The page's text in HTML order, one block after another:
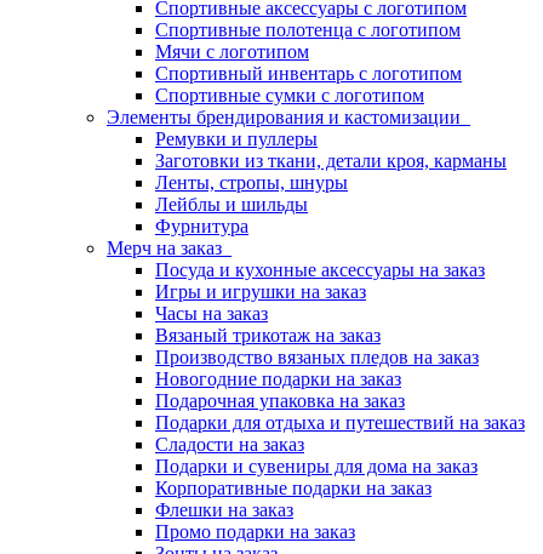
Спортивные аксессуары с логотипом
Спортивные полотенца с логотипом
Мячи с логотипом
Спортивный инвентарь с логотипом
Спортивные сумки с логотипом
Элементы брендирования и кастомизации
Ремувки и пуллеры
Заготовки из ткани, детали кроя, карманы
Ленты, стропы, шнуры
Лейблы и шильды
Фурнитура
Мерч на заказ
Посуда и кухонные аксессуары на заказ
Игры и игрушки на заказ
Часы на заказ
Вязаный трикотаж на заказ
Производство вязаных пледов на заказ
Новогодние подарки на заказ
Подарочная упаковка на заказ
Подарки для отдыха и путешествий на заказ
Сладости на заказ
Подарки и сувениры для дома на заказ
Корпоративные подарки на заказ
Флешки на заказ
Промо подарки на заказ